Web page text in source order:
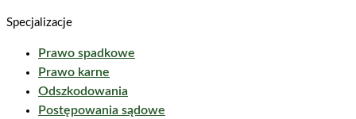
Specjalizacje
Prawo spadkowe
Prawo karne
Odszkodowania
Postępowania sądowe